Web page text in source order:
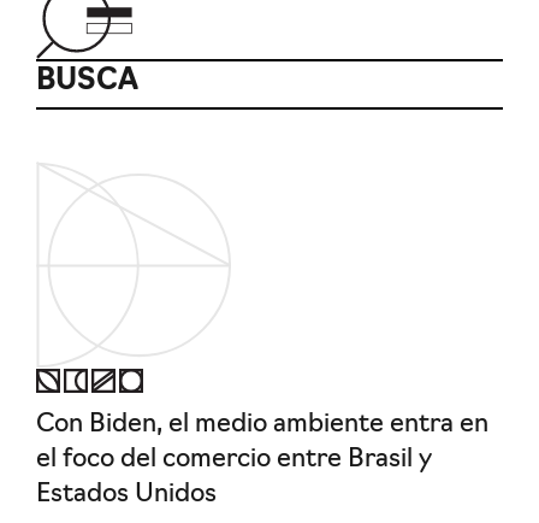
BUSCA
Con Biden, el medio ambiente entra en
el foco del comercio entre Brasil y
Estados Unidos